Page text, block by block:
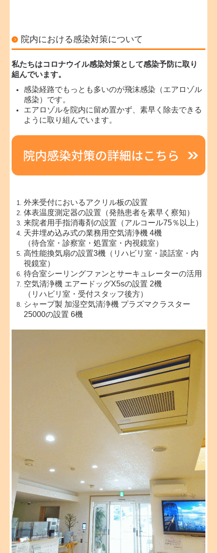
院内における感染対策について
私たちはコロナウイル感染対策として感染予防に取り
組んでいます。
感染経路でもっとも多いのが飛沫感染（エアロゾル
感染）です。
エアロゾルを院内に留め置かず、素早く除去できる
ように取り組んでいます。
外来受付においるアクリル板の設置
体表温度測定器の設置（発熱患者を素早く察知）
来院者用手指消毒剤の設置（アルコール75％以上）
天井埋め込み式の業務用空気清浄機 4機
（待合室・診察室・処置室・内視鏡室）
高性能換気扇の設置3機（リハビリ室・談話室・内
視鏡室）
待合室シーリングファンとサーキュレーターの活用
空気清浄機 エアードッグX5sの設置 2機
（リハビリ室・受付スタッフ後方）
シャープ製 加湿空気清浄機 プラズマクラスター
25000の設置 6機